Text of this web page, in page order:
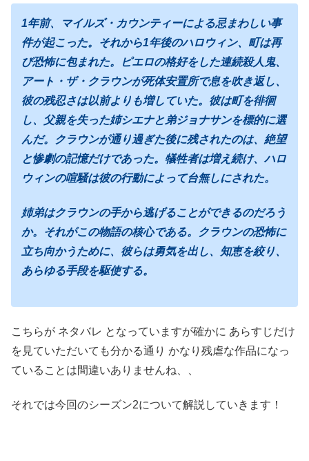
1年前、マイルズ・カウンティーによる忌まわしい事
件が起こった。それから1年後のハロウィン、町は再
び恐怖に包まれた。ピエロの格好をした連続殺人鬼、
アート・ザ・クラウンが死体安置所で息を吹き返し、
彼の残忍さは以前よりも増していた。彼は町を徘徊
し、父親を失った姉シエナと弟ジョナサンを標的に選
んだ。クラウンが通り過ぎた後に残されたのは、絶望
と惨劇の記憶だけであった。犠牲者は増え続け、ハロ
ウィンの喧騒は彼の行動によって台無しにされた。
姉弟はクラウンの手から逃げることができるのだろう
か。それがこの物語の核心である。クラウンの恐怖に
立ち向かうために、彼らは勇気を出し、知恵を絞り、
あらゆる手段を駆使する。
こちらが ネタバレ となっていますが確かに あらすじだけ
を見ていただいても分かる通り かなり残虐な作品になっ
ていることは間違いありませんね、、
それでは今回のシーズン2について解説していきます！